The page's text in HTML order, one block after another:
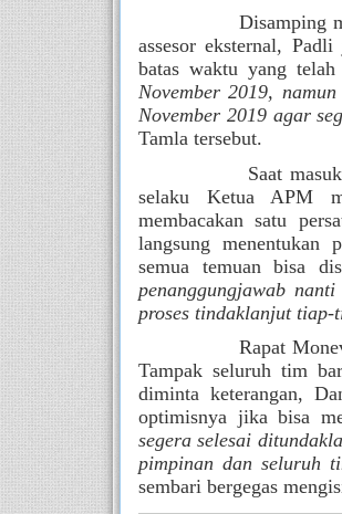
Disamping meminta
assesor eksternal,
batas waktu yang
November 2019,
November 2019 agar
Tamla tersebut.
Saat masuk
selaku Ketua APM
membacakan satu
langsung menentukan
semua temuan bisa
penanggungjawab
proses tindaklanjut tiap-
Rapat Monev yang
Tampak seluruh tim
diminta keterangan,
optimisnya jika bisa
segera selesai
pimpinan dan seluruh
sembari bergegas